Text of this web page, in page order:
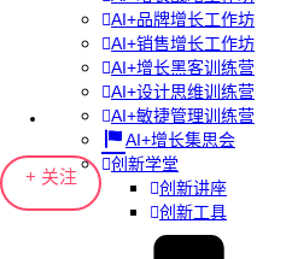
AI+品牌增长工作坊
AI+销售增长工作坊
AI+增长黑客训练营
AI+设计思维训练营
AI+敏捷管理训练营
AI+增长集思会
创新学堂
创新讲座
创新工具
+ 关注